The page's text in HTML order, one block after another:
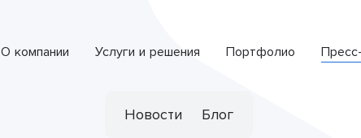
О компании Услуги и решения Портфолио
Новости Блог